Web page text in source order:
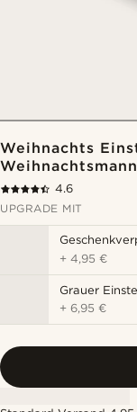
Weihnachts
4.6
UPGRADE MIT
+4,95 €
Grauer
+6,95 €